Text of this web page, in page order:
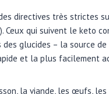
directives très strictes
Ceux qui suivent le keto
glucides – la source
et la plus facilement
la viande, les œufs,